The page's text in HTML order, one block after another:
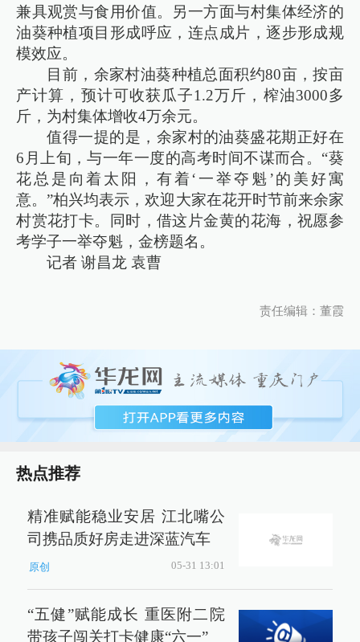
兼具观赏与食用价值。另一方面与村集体经济的
油葵种植项目形成呼应，连点成片，逐步形成规
模效应。
目前，余家村油葵种植总面积约80亩，按亩
产计算，预计可收获瓜子1.2万斤，榨油3000多
斤，为村集体增收4万余元。
值得一提的是，余家村的油葵盛花期正好在
6月上旬，与一年一度的高考时间不谋而合。“葵
花总是向着太阳，有着‘一举夺魁’的美好寓
意。”柏兴均表示，欢迎大家在花开时节前来余家
村赏花打卡。同时，借这片金黄的花海，祝愿参
考学子一举夺魁，金榜题名。
记者 谢昌龙 袁曹
责任编辑：董霞
热点推荐
精准赋能稳业安居 江北嘴公
司携品质好房走进深蓝汽车
原创 05-31 13:01
“五健”赋能成长 重医附二院
带孩子闯关打卡健康“六一”